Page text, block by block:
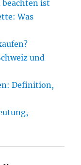
beachten ist
Was
und
Definition,